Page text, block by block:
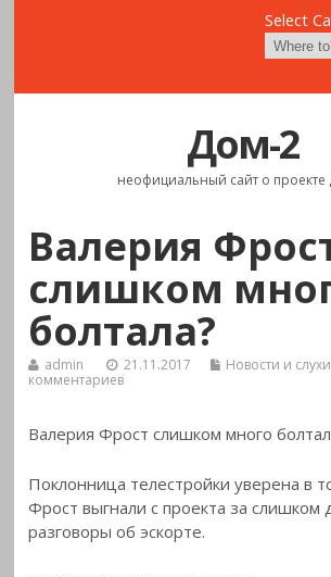
Select
Дом-2
неофициальный сайт о
Валерия
слишком
болтала?
admin 21.11.2017 Новости и слухи
комментариев
Валерия Фрост слишком много
Поклонница телестройки уверена в
Фрост выгнали с проекта за слишком
разговоры об эскорте.